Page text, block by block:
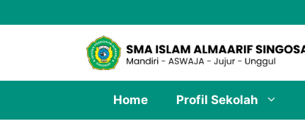
to
Home Profil Sekolah